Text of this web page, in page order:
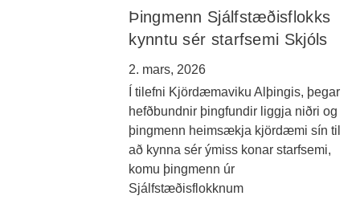
Þingmenn Sjálfstæðisflokks
kynntu sér starfsemi Skjóls
2. mars, 2026
Í tilefni Kjördæmaviku Alþingis, þegar
hefðbundnir þingfundir liggja niðri og
þingmenn heimsækja kjördæmi sín til
að kynna sér ýmiss konar starfsemi,
komu þingmenn úr
Sjálfstæðisflokknum